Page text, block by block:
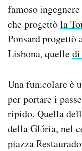
famoso
che progettòla
Ponsard progettò
Lisbona, quelledi
Una funicolare è
per portare i
ripido. Quella
della Glória, nel
piazza